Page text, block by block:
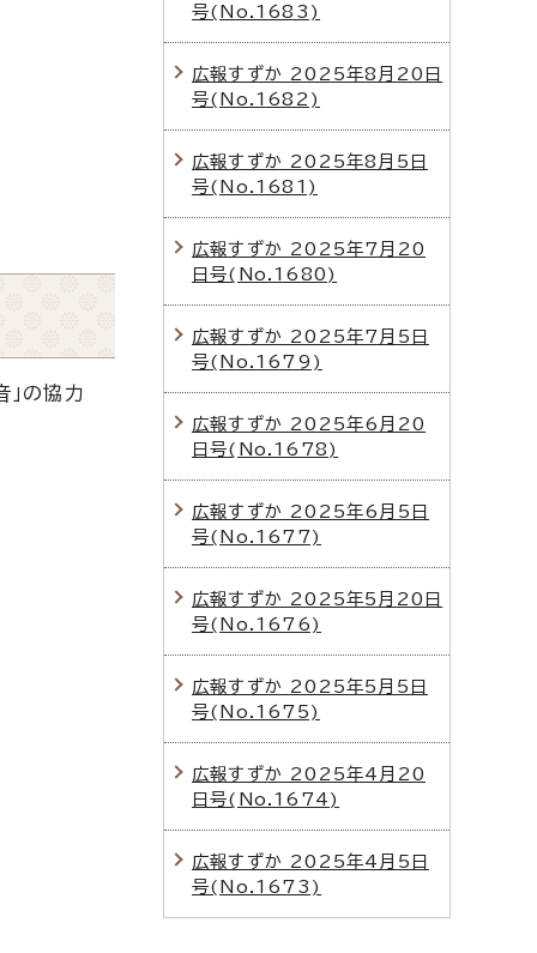
」の協力
号(No.1683)
広報すずか 2025年8月20日
号(No.1682)
広報すずか 2025年8月5日
号(No.1681)
広報すずか 2025年7月20
日号(No.1680)
広報すずか 2025年7月5日
号(No.1679)
広報すずか 2025年6月20
日号(No.1678)
広報すずか 2025年6月5日
号(No.1677)
広報すずか 2025年5月20日
号(No.1676)
広報すずか 2025年5月5日
号(No.1675)
広報すずか 2025年4月20
日号(No.1674)
広報すずか 2025年4月5日
号(No.1673)